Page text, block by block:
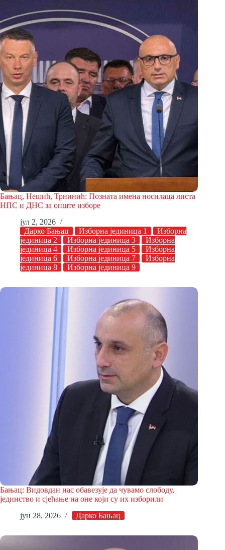
Бањац, Нешић, Трнинић: Позната имена носилаца листа
НПС и ДНС за опште изборе
јул 2, 2026
Дарко Бањац
Изборна јединица 1
Изборна
јединица 2
Изборна јединица 3
Изборна
јединица 4
Изборна јединица 5
Изборна
јединица 6
Изборна јединица 7
Изборна
јединица 8
Изборна јединица 9
Бањац: Видовдан нас обавезује да чувамо слободу,
јединство и сјећање на оне који су их изборили
јун 28, 2026
Дарко Бањац